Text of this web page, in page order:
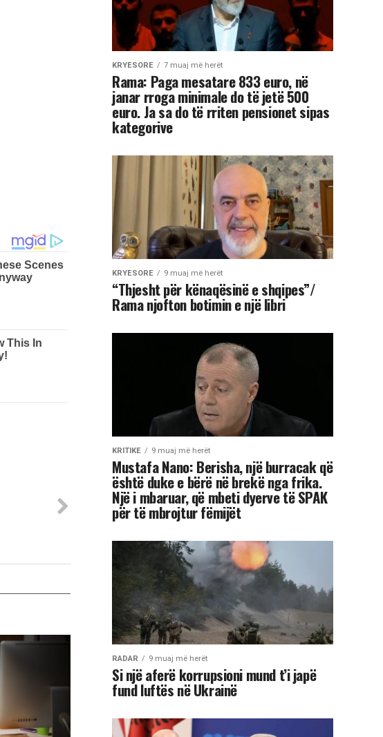
KRYESORE 7 muaj më herët
Rama: Paga mesatare 833 euro, në
janar rroga minimale do të jetë 500
euro. Ja sa do të rriten pensionet sipas
kategorive
KRYESORE 9 muaj më herët
“Thjesht për kënaqësinë e shqipes”/
Rama njofton botimin e një libri
KRITIKE 9 muaj më herët
Mustafa Nano: Berisha, një burracak që
është duke e bërë në brekë nga frika.
Një i mbaruar, që mbeti dyerve të SPAK
për të mbrojtur fëmijët
RADAR 9 muaj më herët
Si një aferë korrupsioni mund t’i japë
fund luftës në Ukrainë